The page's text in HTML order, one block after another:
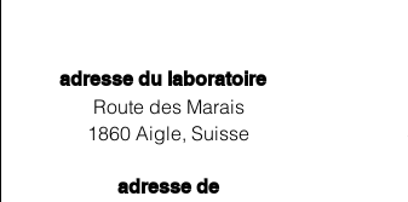
adresse du laboratoire
Route des Marais
1860 Aigle, Suisse
adresse de